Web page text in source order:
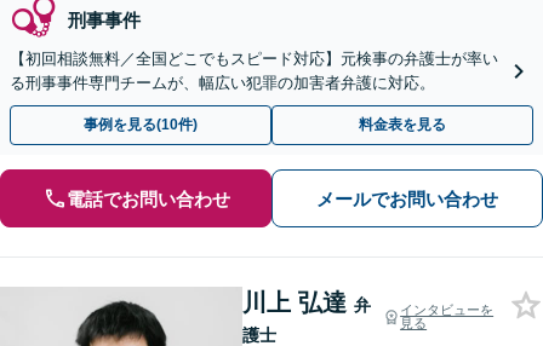
刑事事件
【初回相談無料／全国どこでもスピード対応】元検事の弁護士が率い
る刑事事件専門チームが、幅広い犯罪の加害者弁護に対応。
事例を見る(10件) 料金表を見る
電話でお問い合わせ メールでお問い合わせ
川上 弘達 弁
護士
インタビューを
見る